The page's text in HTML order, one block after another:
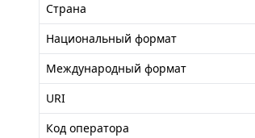
Страна
Национальный формат
Международный формат
URI
Код оператора